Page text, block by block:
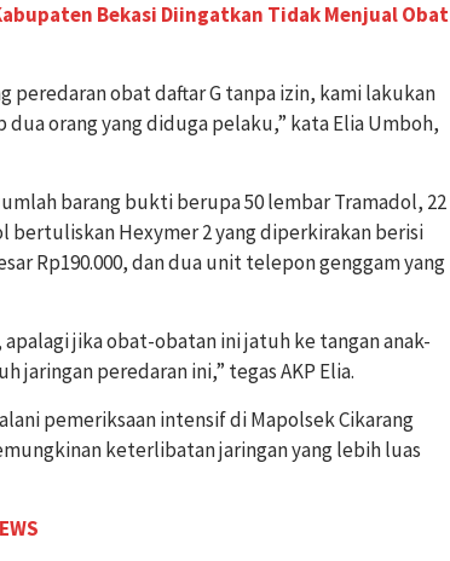
Bekasi Diingatkan Tidak Menjual Obat
peredaran obat daftar G tanpa izin, kami lakukan
orang yang diduga pelaku,” kata Elia Umboh,
barang bukti berupa 50 lembar Tramadol, 22
Hexymer 2 yang diperkirakan berisi
Rp190.000, dan dua unit telepon genggam yang
jika obat-obatan ini jatuh ke tangan anak-
jaringan peredaran ini,” tegas AKP Elia.
pemeriksaan intensif di Mapolsek Cikarang
keterlibatan jaringan yang lebih luas